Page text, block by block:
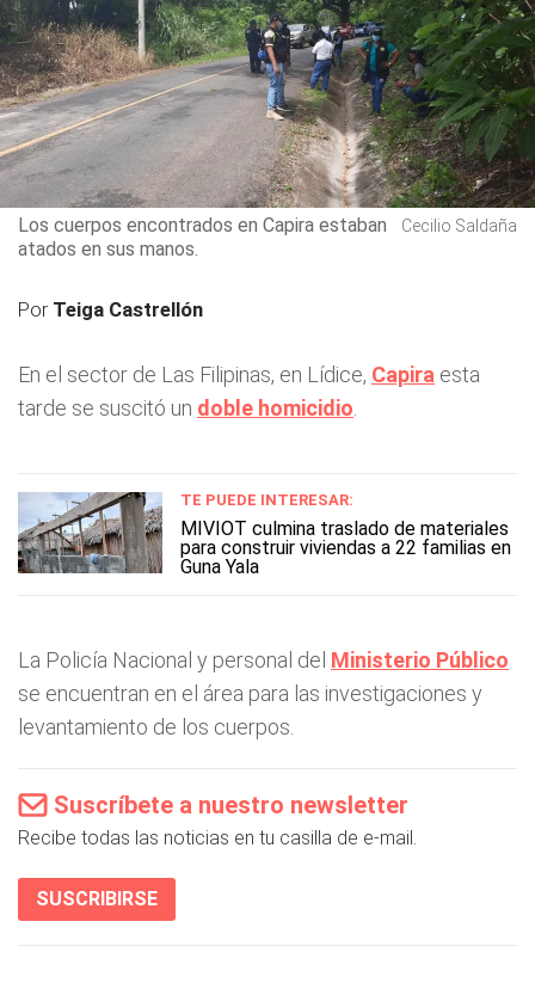
Los cuerpos encontrados en Capira estaban
atados en sus manos.
Cecilio Saldaña
Por Teiga Castrellón
En el sector de Las Filipinas, en Lídice, Capira esta
tarde se suscitó un doble homicidio
TE PUEDE INTERESAR:
MIVIOT culmina traslado de materiales
para construir viviendas a 22 familias en
Guna Yala
La Policía Nacional y personal del Ministerio Público
se encuentran en el área para las investigaciones y
levantamiento de los cuerpos.
Suscríbete a nuestro newsletter
Recibe todas las noticias en tu casilla de e-mail.
SUSCRIBIRSE